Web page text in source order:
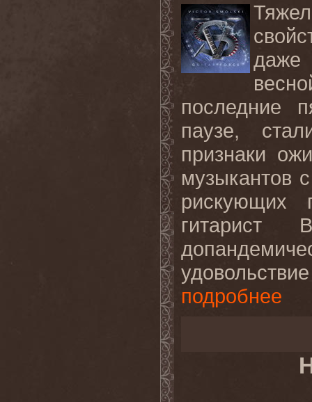
даже
последние
паузе,
признаки
музыкантов
рискующих
гитарист
подробнее